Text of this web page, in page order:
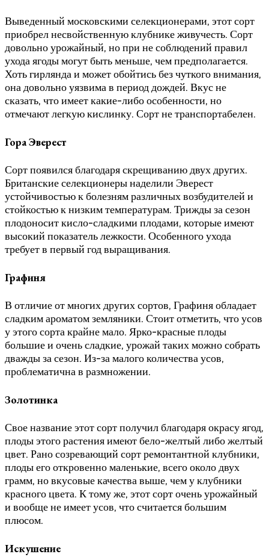
Выведенный московскими селекционерами, этот сорт
приобрел несвойственную клубнике живучесть. Сорт
довольно урожайный, но при не соблюдений правил
ухода ягоды могут быть меньше, чем предполагается.
Хоть гирлянда и может обойтись без чуткого внимания,
она довольно уязвима в период дождей. Вкус не
сказать, что имеет какие-либо особенности, но
отмечают легкую кислинку. Сорт не транспортабелен.
Гора Эверест
Сорт появился благодаря скрещиванию двух других.
Британские селекционеры наделили Эверест
устойчивостью к болезням различных возбудителей и
стойкостью к низким температурам. Трижды за сезон
плодоносит кисло-сладкими плодами, которые имеют
высокий показатель лежкости. Особенного ухода
требует в первый год выращивания.
Графиня
В отличие от многих других сортов, Графиня обладает
сладким ароматом земляники. Стоит отметить, что усов
у этого сорта крайне мало. Ярко-красные плоды
большие и очень сладкие, урожай таких можно собрать
дважды за сезон. Из-за малого количества усов,
проблематична в размножении.
Золотинка
Свое название этот сорт получил благодаря окрасу ягод,
плоды этого растения имеют бело-желтый либо желтый
цвет. Рано созревающий сорт ремонтантной клубники,
плоды его откровенно маленькие, всего около двух
грамм, но вкусовые качества выше, чем у клубники
красного цвета. К тому же, этот сорт очень урожайный
и вообще не имеет усов, что считается большим
плюсом.
Искушение